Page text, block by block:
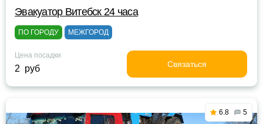
Эвакуатор Витебск 24 часа
ПО ГОРОДУ МЕЖГОРОД
Цена посадки
2 руб Связаться
6.8 5